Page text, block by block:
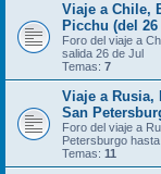
Viaje a Chile,
Picchu (del
Foro del viaje a
salida 26 de Jul
Temas: 7
Viaje a Rusia,
San
Foro del viaje a
Petersburgo
Temas: 11